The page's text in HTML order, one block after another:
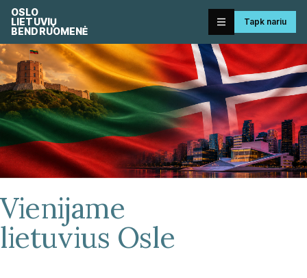
OSLO
LIETUVIŲ
BENDRUOMENĖ
Tapk nariu
Vienijame
lietuvius Osle